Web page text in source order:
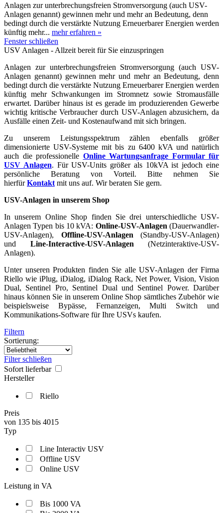
Anlagen zur unterbrechungsfreien Stromversorgung (auch USV-
Anlagen genannt) gewinnen mehr und mehr an Bedeutung, denn
bedingt durch die verstärkte Nutzung Erneuerbarer Energien werden
künftig mehr... mehr erfahren »
Fenster schließen
USV Anlagen - Allzeit bereit für Sie einzuspringen
Anlagen zur unterbrechungsfreien Stromversorgung (auch USV-
Anlagen genannt) gewinnen mehr und mehr an Bedeutung, denn
bedingt durch die verstärkte Nutzung Erneuerbarer Energien werden
künftig mehr Schwankungen im Stromnetz sowie Stromausfälle
erwartet. Darüber hinaus ist es gerade im produzierenden Gewerbe
wichtig kritische Verbraucher durch USV-Anlagen abzusichern, da
Ausfälle einen Zeit- und Kostenaufwand mit sich bringen.
Zu unserem Leistungsspektrum zählen ebenfalls größer
dimensionierte USV-Systeme mit bis zu 6400 kVA und natürlich
auch die professionelle Online Wartungsanfrage Formular für
USV Anlagen. Für USV-Units größer als 10kVA ist jedoch eine
persönliche Beratung von Vorteil. Bitte nehmen Sie
hierfürKontakt mit uns auf. Wir beraten Sie gern.
USV-Anlagen in unserem Shop
In unserem Online Shop finden Sie drei unterschiedliche USV-
Anlagen Typen bis 10 kVA: Online-USV-Anlagen (Dauerwandler-
USV-Anlagen), Offline-USV-Anlagen (Standby-USV-Anlagen)
und Line-Interactive-USV-Anlagen (Netzinteraktive-USV-
Anlagen).
Unter unseren Produkten finden Sie alle USV-Anlagen der Firma
Riello wie iPlug, iDialog, iDialog Rack, Net Power, Vision, Vision
Dual, Sentinel Pro, Sentinel Dual und Sentinel Power. Darüber
hinaus können Sie in unserem Online Shop sämtliches Zubehör wie
beispielsweise Bypässe, Fernanzeigen, Multi Switch und
Kommunikations-Software für Ihre USVs kaufen.
Filtern
Sortierung:
Filter schließen
Sofort lieferbar
Hersteller
Riello
Preis
von 135 bis 4015
Typ
Line Interactiv USV
Offline USV
Online USV
Leistung in VA
Bis 1000 VA